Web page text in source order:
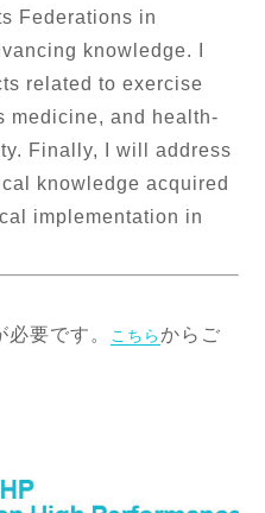
Federations in
knowledge. I
related to exercise
medicine, and health-
Finally, I will address
knowledge acquired
implementation in
要です。
こちらからご